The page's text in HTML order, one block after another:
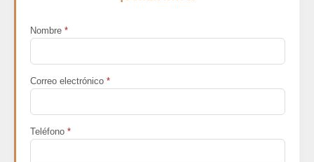
Nombre *
Correo electrónico *
Teléfono *